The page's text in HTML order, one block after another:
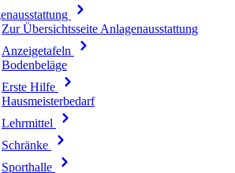
Zur Übersichtsseite Anlagenausstattung
Anzeigetafeln
Bodenbeläge
Erste Hilfe
Hausmeisterbedarf
Lehrmittel
Schränke
Sporthalle